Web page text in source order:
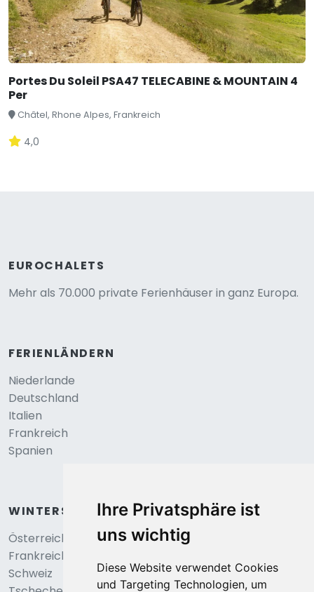
Ihre Privatsphäre ist
uns wichtig
Diese Website verwendet Cookies
und Targeting Technologien, um
Portes Du Soleil PSA47 TELECABINE & MOUNTAIN 4
Per
Châtel, Rhone Alpes, Frankreich
4,0
EUROCHALETS
Mehr als 70.000 private Ferienhäuser in ganz Europa.
FERIENLÄNDERN
Niederlande
Deutschland
Italien
Frankreich
Spanien
WINTERSPORT
Österreich
Frankreich
Schweiz